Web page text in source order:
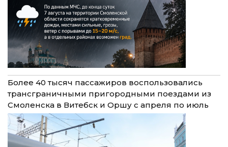
Более 40 тысяч пассажиров воспользовались
трансграничными пригородными поездами из
Смоленска в Витебск и Оршу с апреля по июль